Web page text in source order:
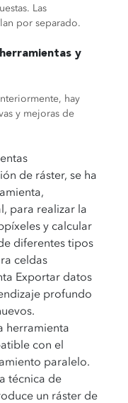
Las
por separado.
y
hay
y mejoras de
de ráster, se ha
para realizar la
y calcular
diferentes tipos
celdas
Exportar datos
profundo
herramienta
con el
paralelo.
técnica de
un ráster de